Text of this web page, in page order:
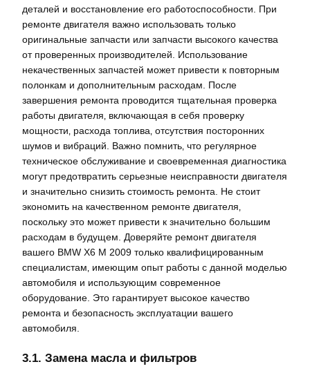
деталей и восстановление его работоспособности. При
ремонте двигателя важно использовать только
оригинальные запчасти или запчасти высокого качества
от проверенных производителей. Использование
некачественных запчастей может привести к повторным
полонкам и дополнительным расходам. После
завершения ремонта проводится тщательная проверка
работы двигателя‚ включающая в себя проверку
мощности‚ расхода топлива‚ отсутствия посторонних
шумов и вибраций. Важно помнить‚ что регулярное
техническое обслуживание и своевременная диагностика
могут предотвратить серьезные неисправности двигателя
и значительно снизить стоимость ремонта. Не стоит
экономить на качественном ремонте двигателя‚
поскольку это может привести к значительно большим
расходам в будущем. Доверяйте ремонт двигателя
вашего BMW X6 M 2009 только квалифицированным
специалистам‚ имеющим опыт работы с данной моделью
автомобиля и использующим современное
оборудование. Это гарантирует высокое качество
ремонта и безопасность эксплуатации вашего
автомобиля.
3.1. Замена масла и фильтров